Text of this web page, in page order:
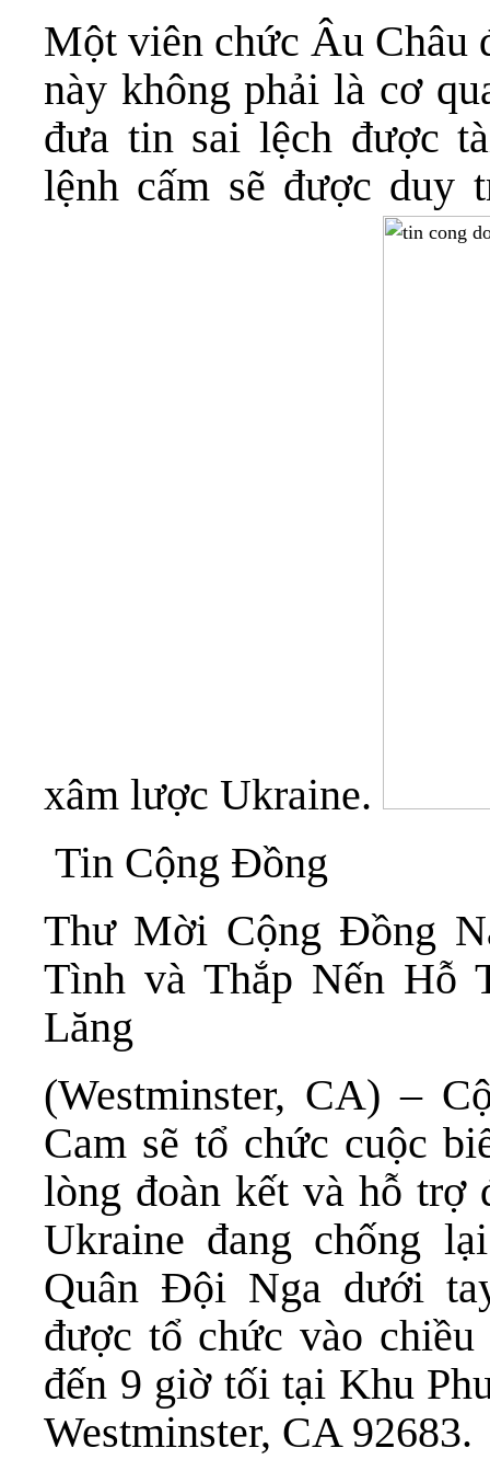
Một viên chức Âu Châu
này không phải là cơ
đưa tin sai lệch được
lệnh cấm sẽ được duy
xâm lược Ukraine.
Tin Cộng Đồng
Thư Mời Cộng Đồng
Tình và Thắp Nến Hỗ
Lăng
(Westminster, CA) –
Cam sẽ tổ chức cuộc
lòng đoàn kết và hỗ
Ukraine đang chống
Quân Đội Nga dưới
được tổ chức vào
đến 9 giờ tối tại Khu
Westminster, CA 92683.